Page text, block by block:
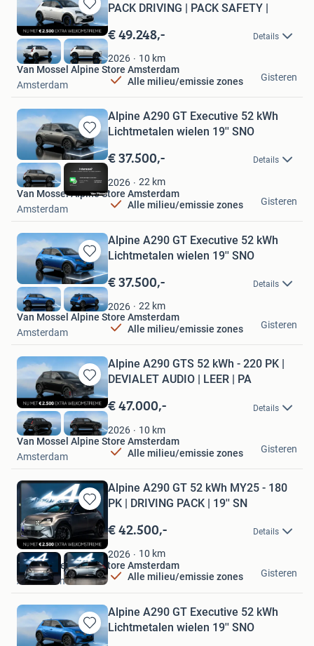
Bewaren
in
Mijn
Favorieten
PACK DRIVING | PACK SAFETY |
€ 49.248,- Details
2026 10 km
Alle milieu/emissie zones
Van Mossel Alpine Store Amsterdam
Amsterdam
Gisteren
Bewaren
in
Mijn
Favorieten
Alpine A290 GT Executive 52 kWh
Lichtmetalen wielen 19'' SNO
€ 37.500,- Details
2026 22 km
Alle milieu/emissie zones
Van Mossel Alpine Store Amsterdam
Amsterdam
Gisteren
Bewaren
in
Mijn
Favorieten
Alpine A290 GT Executive 52 kWh
Lichtmetalen wielen 19'' SNO
€ 37.500,- Details
2026 22 km
Alle milieu/emissie zones
Van Mossel Alpine Store Amsterdam
Amsterdam
Gisteren
Bewaren
in
Mijn
Favorieten
Alpine A290 GTS 52 kWh - 220 PK |
DEVIALET AUDIO | LEER | PA
€ 47.000,- Details
2026 10 km
Alle milieu/emissie zones
Van Mossel Alpine Store Amsterdam
Amsterdam
Gisteren
Bewaren
Mijn
Favorieten
Alpine A290 GT 52 kWh MY25 - 180
PK | DRIVING PACK | 19'' SN
€ 42.500,- Details
2026 10 km
Alle milieu/emissie zones
Van Mossel Alpine Store Amsterdam
Amsterdam
Gisteren
Bewaren
Alpine A290 GT Executive 52 kWh
Lichtmetalen wielen 19'' SNO